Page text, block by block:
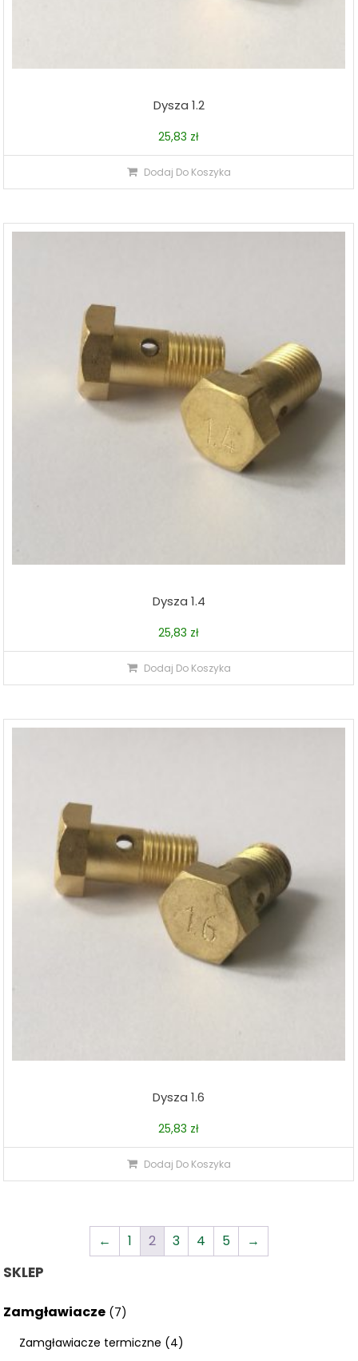
Dysza 1.2
25,83 zł
Dodaj Do Koszyka
Dysza 1.4
25,83 zł
Dodaj Do Koszyka
Dysza 1.6
25,83 zł
Dodaj Do Koszyka
← 1 2 3 4 5 →
SKLEP
Zamgławiacze (7)
Zamgławiacze termiczne (4)